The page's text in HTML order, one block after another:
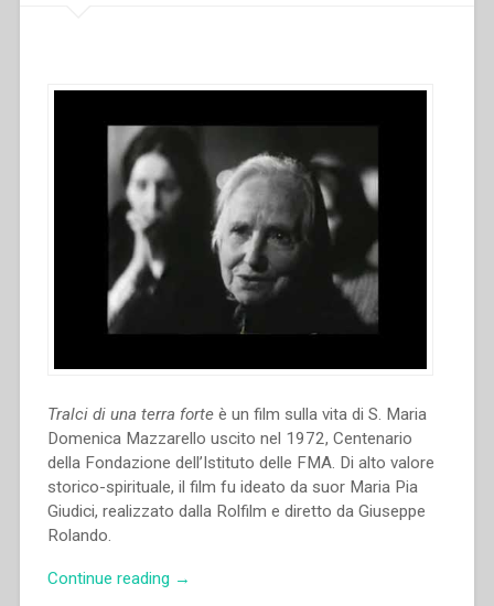
II
Tralci di una terra forteè un film sulla vita di S. Maria
Domenica Mazzarello uscito nel 1972, Centenario
della Fondazione dell’Istituto delle FMA. Di alto valore
storico-spirituale, il film fu ideato da suor Maria Pia
Giudici, realizzato dalla Rolfilm e diretto da Giuseppe
Rolando.
Continue reading “Giuseppe
→